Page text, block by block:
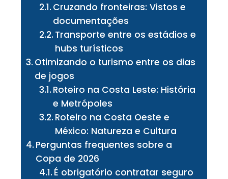
Cruzando fronteiras: Vistos e
documentações
Transporte entre os estádios e
hubs turísticos
Otimizando o turismo entre os dias
de jogos
Roteiro na Costa Leste: História
e Metrópoles
Roteiro na Costa Oeste e
México: Natureza e Cultura
Perguntas frequentes sobre a
Copa de 2026
É obrigatório contratar seguro